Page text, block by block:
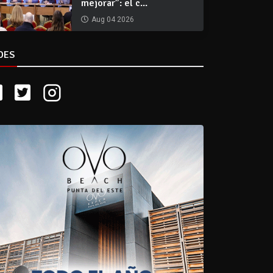
mejorar”: el c...
Aug 04 2026